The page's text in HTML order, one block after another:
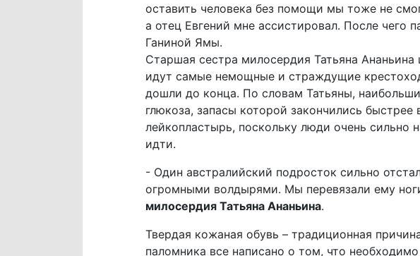
оставить человека без помощи мы тоже не
а отец Евгений мне ассистировал. После чего
Ганиной Ямы.
Старшая сестра милосердия Татьяна
идут самые немощные и страждущие
дошли до конца. По словам Татьяны,
глюкоза, запасы которой закончились
лейкопластырь, поскольку люди очень сильно
идти.
- Один австралийский подросток сильно
огромными волдырями. Мы перевязали ему
милосердия Татьяна Ананьина.
Твердая кожаная обувь – традиционная
паломника все написано о том, что